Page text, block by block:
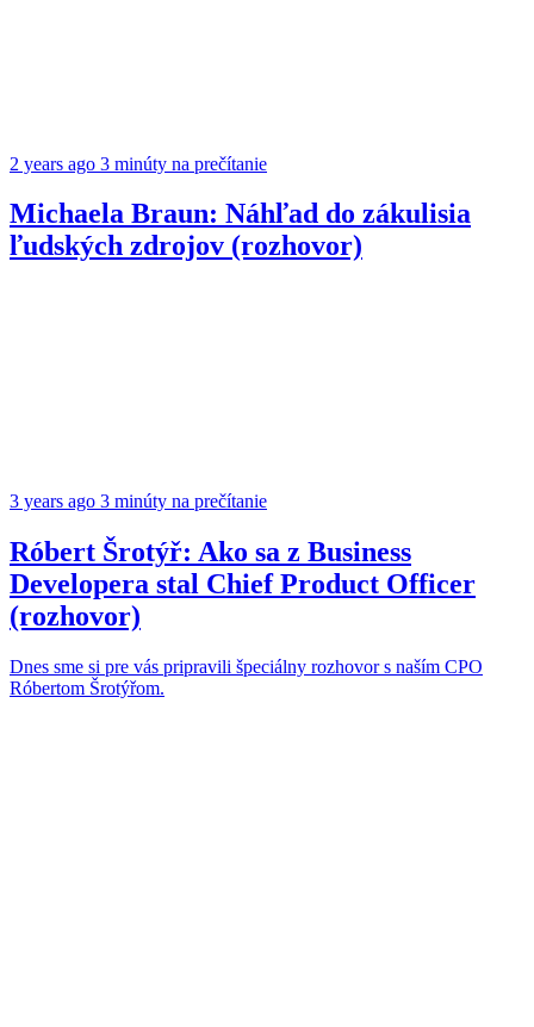
2 years ago 3 minúty na prečítanie
Michaela Braun: Náhľad do zákulisia
ľudských zdrojov (rozhovor)
3 years ago 3 minúty na prečítanie
Róbert Šrotýř: Ako sa z Business
Developera stal Chief Product Officer
(rozhovor)
Dnes sme si pre vás pripravili špeciálny rozhovor s naším CPO
Róbertom Šrotýřom.